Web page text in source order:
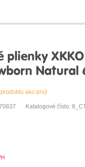
plienky
Natural
ako prvý
Katalogové číslo: